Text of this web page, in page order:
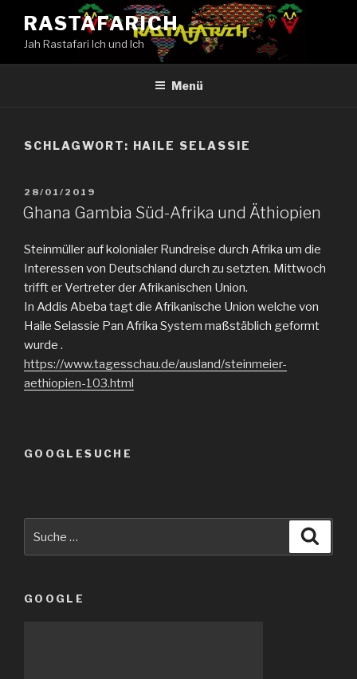
Inhalt
springen
RASTAFARICH
Jah Rastafari Ich und Ich
Menü
SCHLAGWORT: HAILE SELASSIE
VERÖFFENTLICHT
AM
28/01/2019
Ghana Gambia Süd-Afrika und Äthiopien
Steinmüller auf kolonialer Rundreise durch Afrika um die
Interessen von Deutschland durch zu setzten. Mittwoch
trifft er Vertreter der Afrikanischen Union.
In Addis Abeba tagt die Afrikanische Union welche von
Haile Selassie Pan Afrika System maßstäblich geformt
wurde .
https://www.tagesschau.de/ausland/steinmeier-
aethiopien-103.html
GOOGLESUCHE
nach:
GOOGLE